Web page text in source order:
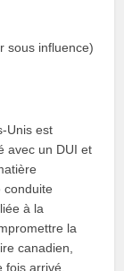
sous influence)
Unis est
avec un DUI et
conduite
à la
la
canadien,
fois arrivé.